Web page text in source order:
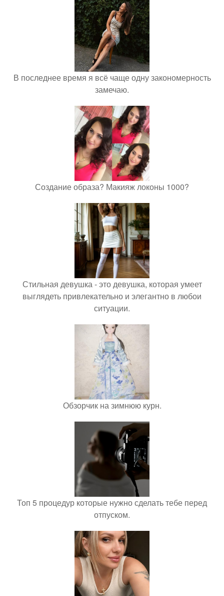
В последнее время я всё чаще одну закономерность
замечаю.
Создание образа? Макияж локоны 1000?
Стильная девушка - это девушка, которая умеет
выглядеть привлекательно и элегантно в любои
ситуации.
Обзорчик на зимнюю курн.
Топ 5 процедур которые нужно сделать тебе перед
отпуском.